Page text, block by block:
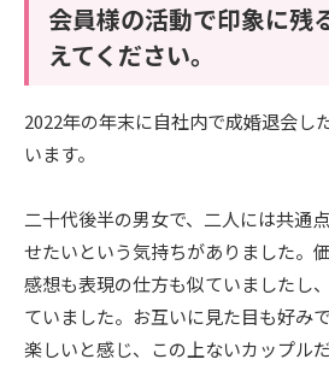
会員様の活動で印象に残
えてください。
2022年の年末に自社内で成婚退会し
います。
二十代後半の男女で、二人には共通
せたいという気持ちがありました。
感想も表現の仕方も似ていましたし
ていました。お互いに見た目も好み
楽しいと感じ、この上ないカップル